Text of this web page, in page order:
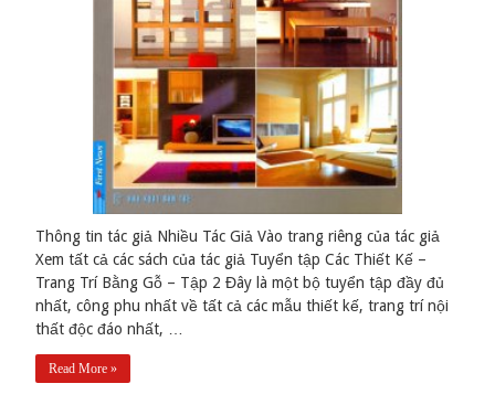
Thông tin tác giả Nhiều Tác Giả Vào trang riêng của tác giả
Xem tất cả các sách của tác giả Tuyển tập Các Thiết Kế –
Trang Trí Bằng Gỗ – Tập 2 Đây là một bộ tuyển tập đầy đủ
nhất, công phu nhất về tất cả các mẫu thiết kế, trang trí nội
thất độc đáo nhất, …
Read More »